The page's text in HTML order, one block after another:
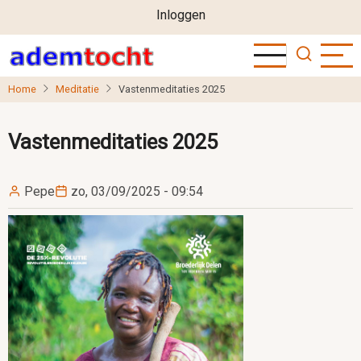
naar
de
inhoud
User
account
menu
Inloggen
Home Meditatie Vastenmeditaties 2025
Vastenmeditaties 2025
Pepe zo, 03/09/2025 - 09:54